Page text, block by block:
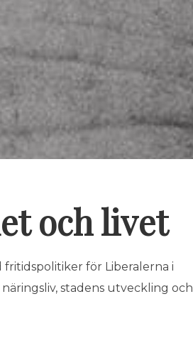
och livet
för Liberalerna i
stadens utveckling och